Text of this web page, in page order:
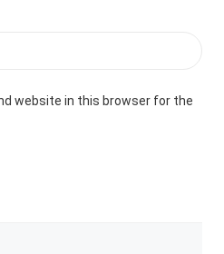
website in this browser for the